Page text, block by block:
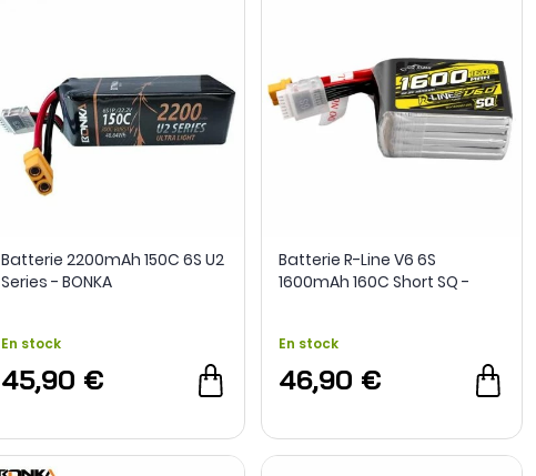
Batterie 2200mAh 150C 6S U2
Series - BONKA
En stock
45,90 €
Batterie R-Line V6 6S
1600mAh 160C Short SQ -
En stock
46,90 €